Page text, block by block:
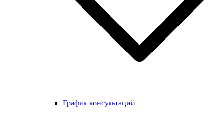
График консультаций